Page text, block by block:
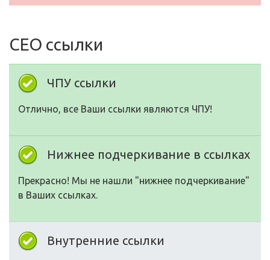
СЕО ссылки
ЧПУ ссылки
Отлично, все Ваши ссылки являются ЧПУ!
Нижнее подчеркивание в ссылках
Прекрасно! Мы не нашли "нижнее подчеркивание"
в Ваших ссылках.
Внутренние ссылки